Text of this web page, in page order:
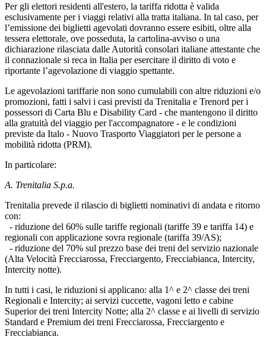
Per gli elettori residenti all'estero, la tariffa ridotta è valida
esclusivamente per i viaggi relativi alla tratta italiana. In tal caso, per
l’emissione dei biglietti agevolati dovranno essere esibiti, oltre alla
tessera elettorale, ove posseduta, la cartolina-avviso o una
dichiarazione rilasciata dalle Autorità consolari italiane attestante che
il connazionale si reca in Italia per esercitare il diritto di voto e
riportante l’agevolazione di viaggio spettante.
Le agevolazioni tariffarie non sono cumulabili con altre riduzioni e/o
promozioni, fatti i salvi i casi previsti da Trenitalia e Trenord per i
possessori di Carta Blu e Disability Card - che mantengono il diritto
alla gratuità del viaggio per l'accompagnatore - e le condizioni
previste da Italo - Nuovo Trasporto Viaggiatori per le persone a
mobilità ridotta (PRM).
In particolare:
A. Trenitalia S.p.a.
Trenitalia prevede il rilascio di biglietti nominativi di andata e ritorno
con:
- riduzione del 60% sulle tariffe regionali (tariffe 39 e tariffa 14) e
regionali con applicazione sovra regionale (tariffa 39/AS);
- riduzione del 70% sul prezzo base dei treni del servizio nazionale
(Alta Velocità Frecciarossa, Frecciargento, Frecciabianca, Intercity,
Intercity notte).
In tutti i casi, le riduzioni si applicano: alla 1^ e 2^ classe dei treni
Regionali e Intercity; ai servizi cuccette, vagoni letto e cabine
Superior dei treni Intercity Notte; alla 2^ classe e ai livelli di servizio
Standard e Premium dei treni Frecciarossa, Frecciargento e
Frecciabianca.